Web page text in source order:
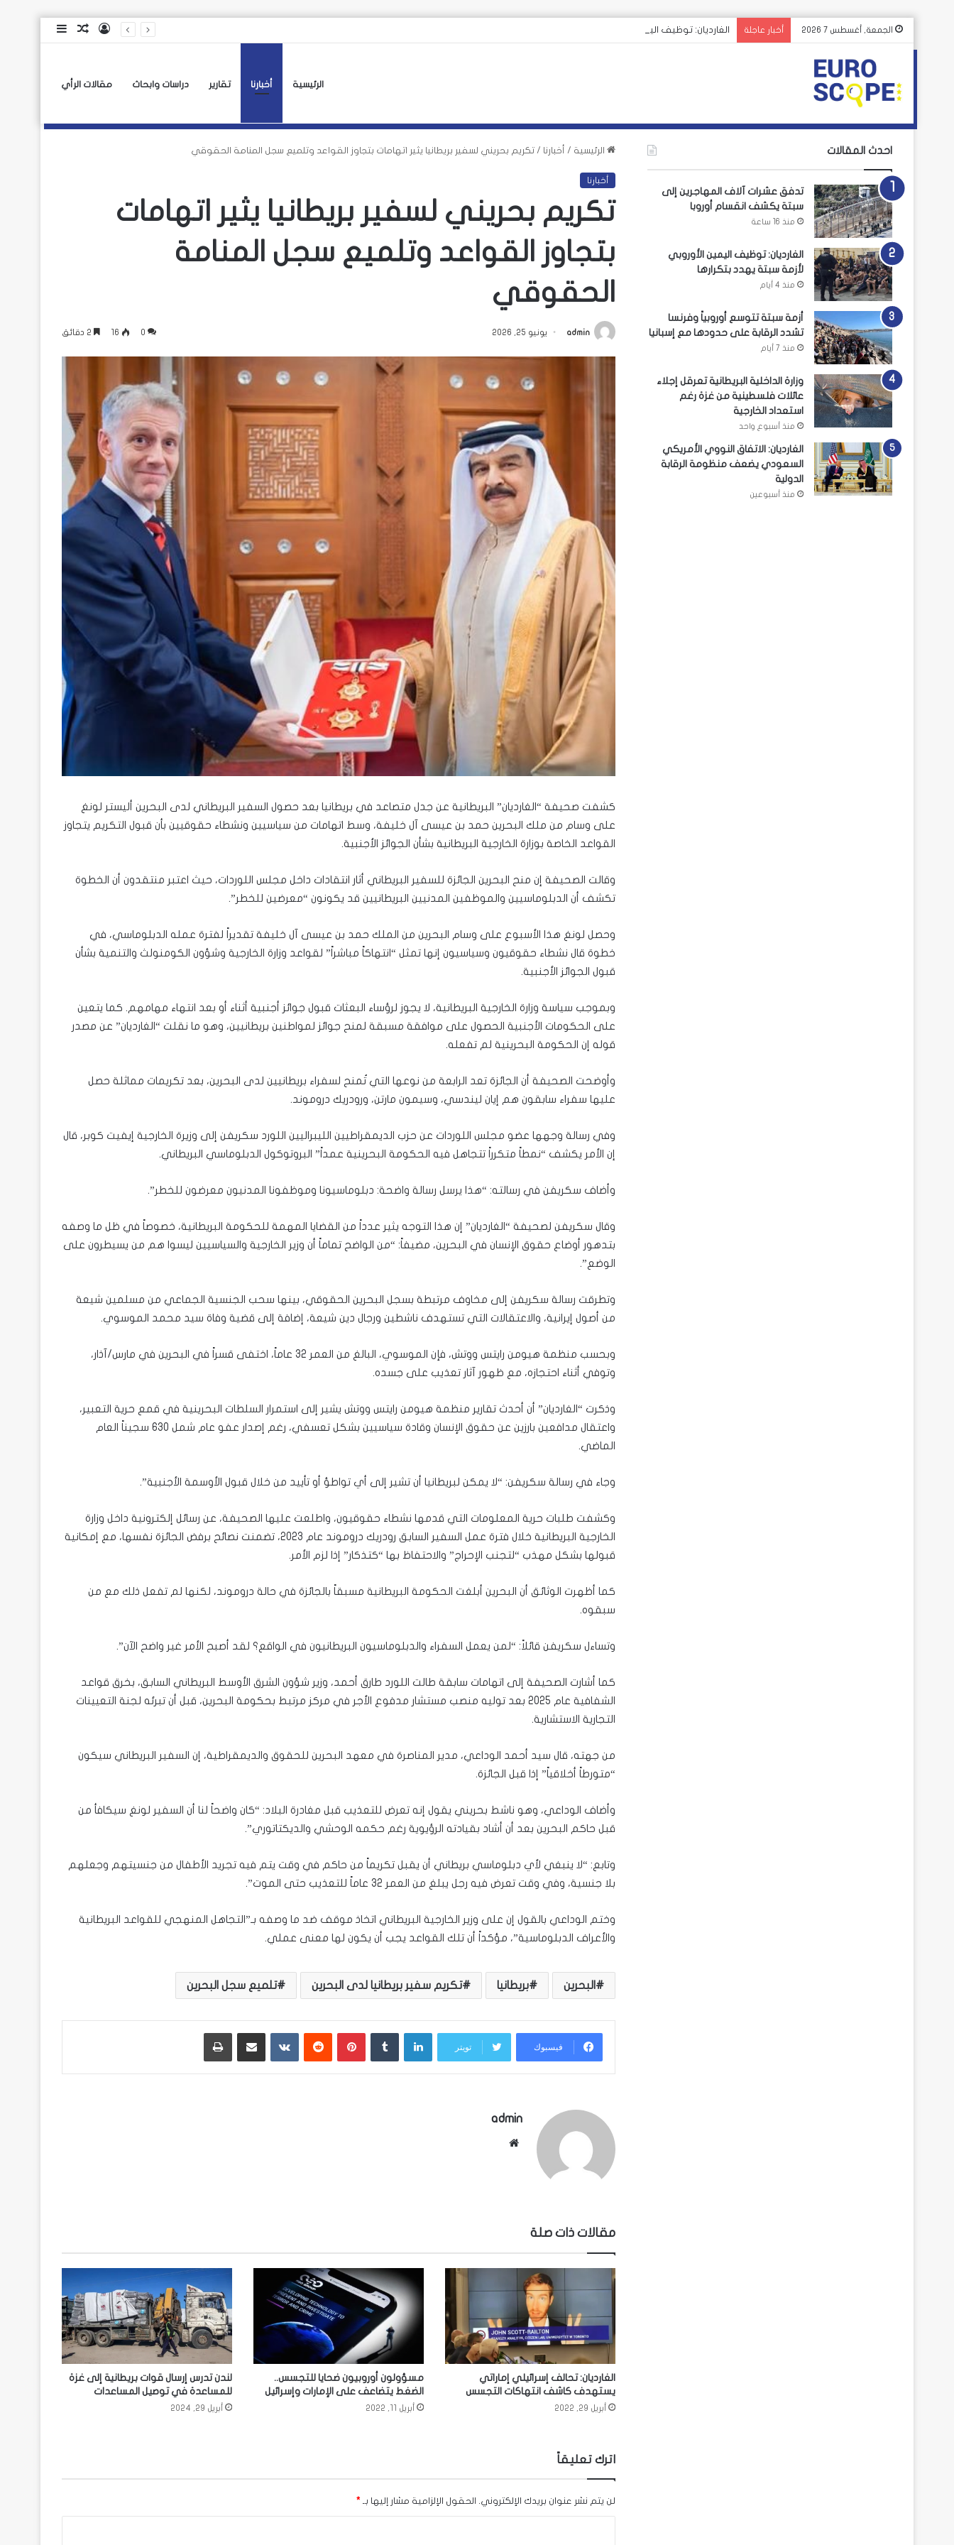
الجمعة, أغسطس 7 2026 أخبار عاجلة الغارديان: توظيف اليمين الأوروبي لأزمة سبتة يهدد بتكرارها إضافةمقالتسجيل
الرئيسية أخبارنا تقارير دراسات وابحاث مقالات الرأي
الرئيسية / أخبارنا / تكريم بحريني لسفير بريطانيا يثير اتهامات بتجاوز القواعد وتلميع سجل المنامة الحقوقي
أخبارنا
تكريم بحريني لسفير بريطانيا يثير اتهامات
بتجاوز القواعد وتلميع سجل المنامة
الحقوقي
admin يونيو 25, 2026 0
16
كشفت صحيفة “الغارديان” البريطانية عن جدل متصاعد في بريطانيا بعد حصول السفير البريطاني لدى البحرين أليستر لونغ
على وسام من ملك البحرين حمد بن عيسى آل خليفة، وسط اتهامات من سياسيين ونشطاء حقوقيين بأن قبول التكريم يتجاوز
القواعد الخاصة بوزارة الخارجية البريطانية بشأن الجوائز الأجنبية.
وقالت الصحيفة إن منح البحرين الجائزة للسفير البريطاني أثار انتقادات داخل مجلس اللوردات، حيث اعتبر منتقدون أن الخطوة
تكشف أن الدبلوماسيين والموظفين المدنيين البريطانيين قد يكونون “معرضين للخطر”.
وحصل لونغ هذا الأسبوع على وسام البحرين من الملك حمد بن عيسى آل خليفة تقديراً لفترة عمله الدبلوماسي، في
خطوة قال نشطاء حقوقيون وسياسيون إنها تمثل “انتهاكاً مباشراً” لقواعد وزارة الخارجية وشؤون الكومنولث والتنمية بشأن
قبول الجوائز الأجنبية.
وبموجب سياسة وزارة الخارجية البريطانية، لا يجوز لرؤساء البعثات قبول جوائز أجنبية أثناء أو بعد انتهاء مهامهم. كما يتعين
على الحكومات الأجنبية الحصول على موافقة مسبقة لمنح جوائز لمواطنين بريطانيين، وهو ما نقلت “الغارديان” عن مصدر
قوله إن الحكومة البحرينية لم تفعله.
وأوضحت الصحيفة أن الجائزة تعد الرابعة من نوعها التي تُمنح لسفراء بريطانيين لدى البحرين، بعد تكريمات مماثلة حصل
عليها سفراء سابقون هم إيان ليندسي، وسيمون مارتن، ورودريك دروموند.
وفي رسالة وجهها عضو مجلس اللوردات عن حزب الديمقراطيين الليبراليين اللورد سكريفن إلى وزيرة الخارجية إيفيت كوبر، قال
إن الأمر يكشف “نمطاً متكرراً تتجاهل فيه الحكومة البحرينية عمداً” البروتوكول الدبلوماسي البريطاني.
وأضاف سكريفن في رسالته: “هذا يرسل رسالة واضحة: دبلوماسيونا وموظفونا المدنيون معرضون للخطر”.
وقال سكريفن لصحيفة “الغارديان” إن هذا التوجه يثير عدداً من القضايا المهمة للحكومة البريطانية، خصوصاً في ظل ما وصفه
بتدهور أوضاع حقوق الإنسان في البحرين، مضيفاً: “من الواضح تماماً أن وزير الخارجية والسياسيين ليسوا هم من يسيطرون على
الوضع”.
وتطرقت رسالة سكريفن إلى مخاوف مرتبطة بسجل البحرين الحقوقي، بينها سحب الجنسية الجماعي من مسلمين شيعة
من أصول إيرانية، والاعتقالات التي تستهدف ناشطين ورجال دين شيعة، إضافة إلى قضية وفاة سيد محمد الموسوي.
وبحسب منظمة هيومن رايتس ووتش، فإن الموسوي، البالغ من العمر 32 عاماً، اختفى قسراً في البحرين في مارس/آذار،
وتوفي أثناء احتجازه، مع ظهور آثار تعذيب على جسده.
وذكرت “الغارديان” أن أحدث تقارير منظمة هيومن رايتس ووتش يشير إلى استمرار السلطات البحرينية في قمع حرية التعبير،
واعتقال مدافعين بارزين عن حقوق الإنسان وقادة سياسيين بشكل تعسفي، رغم إصدار عفو عام شمل 630 سجيناً العام
الماضي.
وجاء في رسالة سكريفن: “لا يمكن لبريطانيا أن تشير إلى أي تواطؤ أو تأييد من خلال قبول الأوسمة الأجنبية”.
وكشفت طلبات حرية المعلومات التي قدمها نشطاء حقوقيون، واطلعت عليها الصحيفة، عن رسائل إلكترونية داخل وزارة
الخارجية البريطانية خلال فترة عمل السفير السابق رودريك دروموند عام 2023، تضمنت نصائح برفض الجائزة نفسها، مع إمكانية
قبولها بشكل مهذب “لتجنب الإحراج” والاحتفاظ بها “كتذكار” إذا لزم الأمر.
كما أظهرت الوثائق أن البحرين أبلغت الحكومة البريطانية مسبقاً بالجائزة في حالة دروموند، لكنها لم تفعل ذلك مع من
سبقوه.
وتساءل سكريفن قائلاً: “لمن يعمل السفراء والدبلوماسيون البريطانيون في الواقع؟ لقد أصبح الأمر غير واضح الآن”.
كما أشارت الصحيفة إلى اتهامات سابقة طالت اللورد طارق أحمد، وزير شؤون الشرق الأوسط البريطاني السابق، بخرق قواعد
الشفافية عام 2025 بعد توليه منصب مستشار مدفوع الأجر في مركز مرتبط بحكومة البحرين، قبل أن تبرئه لجنة التعيينات
التجارية الاستشارية.
من جهته، قال سيد أحمد الوداعي، مدير المناصرة في معهد البحرين للحقوق والديمقراطية، إن السفير البريطاني سيكون
“متورطاً أخلاقياً” إذا قبل الجائزة.
وأضاف الوداعي، وهو ناشط بحريني يقول إنه تعرض للتعذيب قبل مغادرة البلاد: “كان واضحاً لنا أن السفير لونغ سيكافأ من
قبل حاكم البحرين بعد أن أشاد بقيادته الرؤيوية رغم حكمه الوحشي والديكتاتوري”.
وتابع: “لا ينبغي لأي دبلوماسي بريطاني أن يقبل تكريماً من حاكم في وقت يتم فيه تجريد الأطفال من جنسيتهم وجعلهم
بلا جنسية، وفي وقت تعرض فيه رجل يبلغ من العمر 32 عاماً للتعذيب حتى الموت”.
وختم الوداعي بالقول إن على وزير الخارجية البريطاني اتخاذ موقف ضد ما وصفه بـ”التجاهل المنهجي للقواعد البريطانية
والأعراف الدبلوماسية”، مؤكداً أن تلك القواعد يجب أن يكون لها معنى عملي.
البحرين بريطانيا تكريم سفير بريطانيا لدى البحرين تلميع سجل البحرين
فيسبوك تويتر
لينكدإن بينتيريست مشاركة عبر البريد طباعة
admin
مقالات ذات صلة
الغارديان: تحالف إسرائيلي إماراتي
يستهدف كاشف انتهاكات التجسس
أبريل 29, 2022
مسؤولون أوروبيون ضحايا للتجسس..
الضغط يتضاعف على الإمارات وإسرائيل
أبريل 11, 2022
لندن تدرس إرسال قوات بريطانية إلى غزة
للمساعدة في توصيل المساعدات
أبريل 29, 2024
اترك تعليقاً
لن يتم نشر عنوان بريدك الإلكتروني. الحقول الإلزامية مشار إليها بـ *
احدث المقالات
تدفق عشرات آلاف المهاجرين إلى
سبتة يكشف انقسام أوروبا
منذ 16 ساعة
الغارديان: توظيف اليمين الأوروبي
لأزمة سبتة يهدد بتكرارها
منذ 4 أيام
أزمة سبتة تتوسع أوروبياً وفرنسا
تشدد الرقابة على حدودها مع إسبانيا
منذ 7 أيام
وزارة الداخلية البريطانية تعرقل إجلاء
عائلات فلسطينية من غزة رغم
استعداد الخارجية
منذ أسبوع واحد
الغارديان: الاتفاق النووي الأمريكي
السعودي يضعف منظومة الرقابة
الدولية
منذ أسبوعين